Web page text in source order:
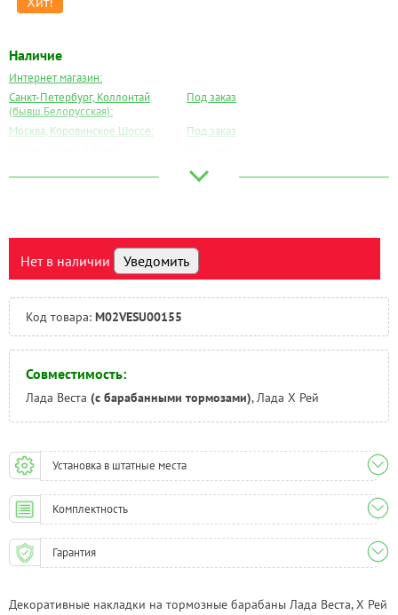
Наличие
Интернет магазин:
Санкт-Петербург, Коллонтай
(бывш.Белорусская):
Под заказ
Москва, Коровинское Шоссе:
Под заказ
Под заказ
Есть
Тюмень:
Под заказ
Нет в наличии Уведомить
Код товара: M02VESU00155
Совместимость:
Лада Веста (с барабанными тормозами), Лада Х Рей
Установка в штатные места
Комплектность
Гарантия
Декоративные накладки на тормозные барабаны Лада Веста, Х Рей